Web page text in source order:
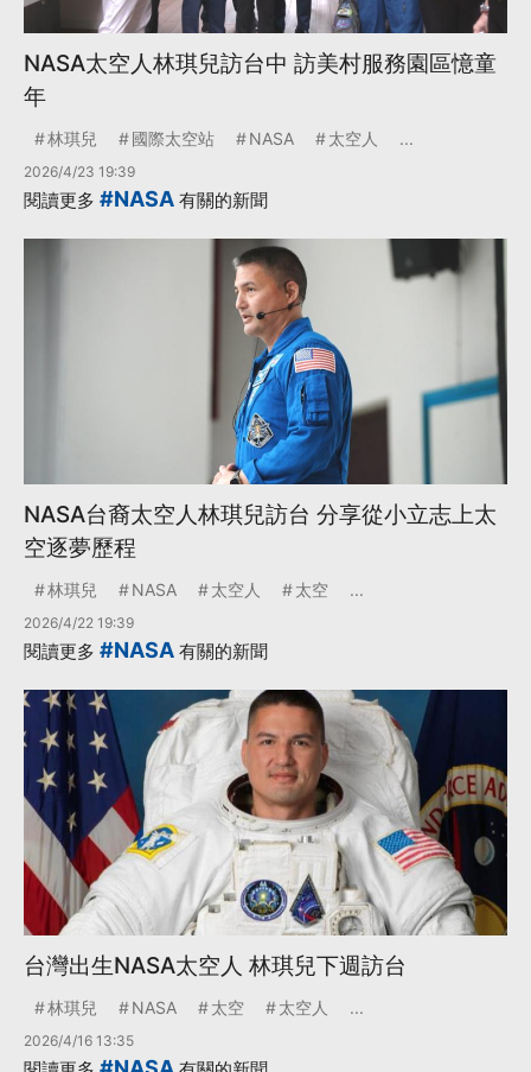
NASA太空人林琪兒訪台中 訪美村服務園區憶童
年
林琪兒 國際太空站 NASA 太空人 ...
2026/4/23 19:39
閱讀更多 #NASA 有關的新聞
NASA台裔太空人林琪兒訪台 分享從小立志上太
空逐夢歷程
林琪兒 NASA 太空人 太空 ...
2026/4/22 19:39
閱讀更多 #NASA 有關的新聞
台灣出生NASA太空人 林琪兒下週訪台
林琪兒 NASA 太空 太空人 ...
2026/4/16 13:35